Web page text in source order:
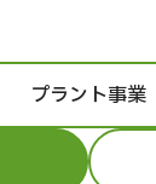
プラント事業